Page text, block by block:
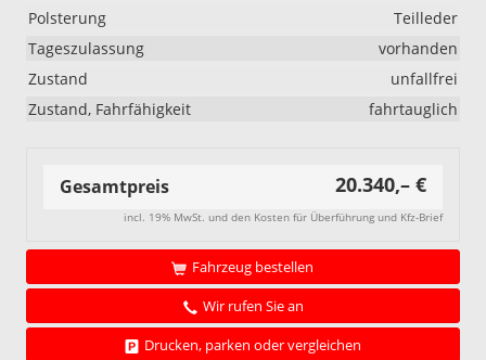
Polsterung
Teilleder
Tageszulassung
vorhanden
Zustand
unfallfrei
Zustand, Fahrfähigkeit
fahrtauglich
Gesamtpreis 20.340,– €
incl. 19% MwSt. und den Kosten für Überführung und Kfz-Brief
Fahrzeug bestellen
Wir rufen Sie an
Drucken, parken oder vergleichen